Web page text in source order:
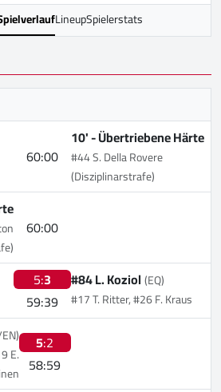
LineupSpielerstats
60:00
10' -Übertriebene Härte
#44 S. Della Rovere
(Disziplinarstrafe)
60:00
5:3
59:39
#84 L. Koziol(EQ)
#17 T. Ritter, #26 F. Kraus
5:2
58:59
E.